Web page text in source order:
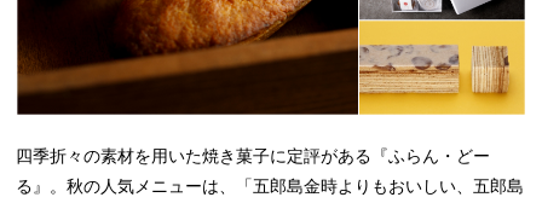
四季折々の素材を用いた焼き菓子に定評がある『ふらん・どー
る』。秋の人気メニューは、「五郎島金時よりもおいしい、五郎島